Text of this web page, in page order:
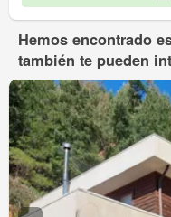
Hemos encontrado
también te pueden